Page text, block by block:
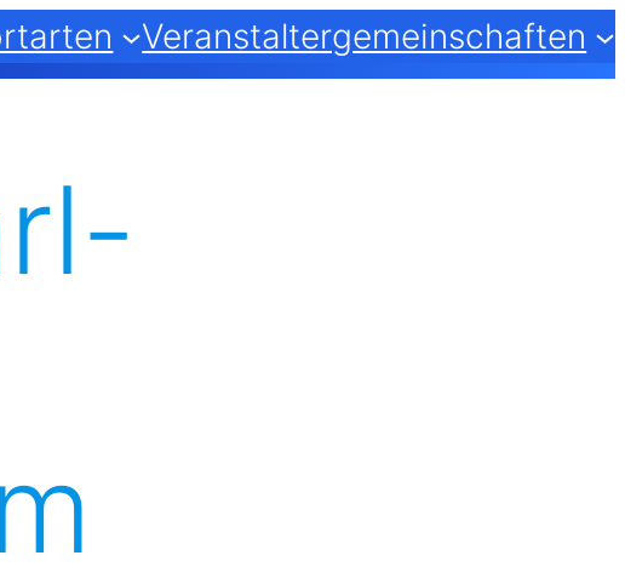
Veranstaltergemeinschaften